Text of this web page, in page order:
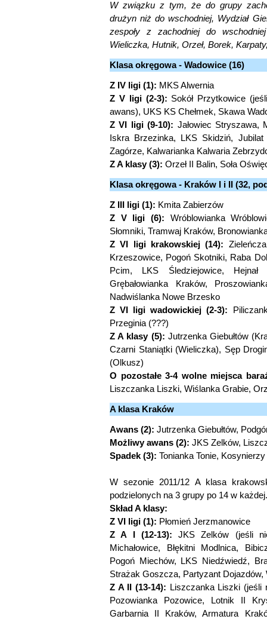
W związku z tym, że do grupy
drużyn niż do wschodniej, Wydział
zespoły z zachodniej do
Wieliczka, Hutnik, Orzeł, Borek,
Klasa okręgowa - Wadowice (16)
Z IV ligi (1): MKS Alwernia
Z V ligi (2-3): Sokół Przytkowice
awans), UKS KS Chełmek, Skawa
Z VI ligi (9-10): Jałowiec Stryszawa,
Iskra Brzezinka, LKS Skidziń,
Zagórze, Kalwarianka Kalwaria
Z A klasy (3): Orzeł II Balin, Soła
Klasa okręgowa - Kraków I i II (32,
Z III ligi (1): Kmita Zabierzów
Z V ligi (6): Wróblowianka
Słomniki, Tramwaj Kraków,
Z VI ligi krakowskiej (14):
Krzeszowice, Pogoń Skotniki, Raba
Pcim, LKS Śledziejowice, Hejnał
Grębałowianka Kraków,
Nadwiślanka Nowe Brzesko
Z VI ligi wadowickiej (2-3):
Przeginia (???)
Z A klasy (5): Jutrzenka Giebułtów
Czarni Staniątki (Wieliczka), Sęp
(Olkusz)
O pozostałe 3-4 wolne miejsca
Liszczanka Liszki, Wiślanka Grabie,
A klasa Kraków
Awans (2): Jutrzenka Giebułtów,
Możliwy awans (2): JKS Zelków,
Spadek (3): Tonianka Tonie,
W sezonie 2011/12 A klasa
podzielonych na 3 grupy po 14 w każdej.
Skład A klasy:
Z VI ligi (1): Płomień Jerzmanowice
Z A I (12-13):JKS Zelków (jeśli
Michałowice, Błękitni Modlnica,
Pogoń Miechów, LKS Niedźwiedź,
Strażak Goszcza, Partyzant
Z A II (13-14): Liszczanka Liszki (jeśli
Pozowianka Pozowice, Lotnik II
Garbarnia II Kraków, Armatura